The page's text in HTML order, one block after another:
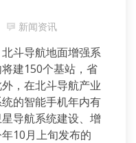
新闻资讯
斗导航地面增强系
建150个基站，省
，在北斗导航产业
的智能手机年内有
导航系统建设、增
10月上旬发布的